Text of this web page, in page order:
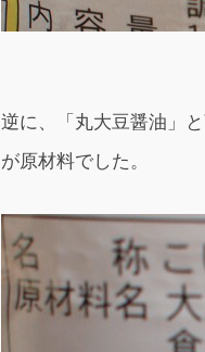
逆に、「丸大豆醤油」
が原材料でした。